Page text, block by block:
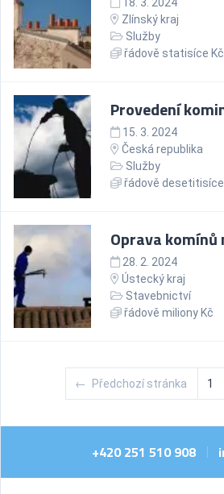
Zlínský kraj
Služby
řádově statisíce Kč
Provedení
15. 3. 2024
Česká republika
Služby
řádově desetitisíce
Oprava komínů
28. 2. 2024
Ústecký kraj
Stavebnictví
řádově miliony Kč
← Předchozí stránka 1
+420 251 510 908 |